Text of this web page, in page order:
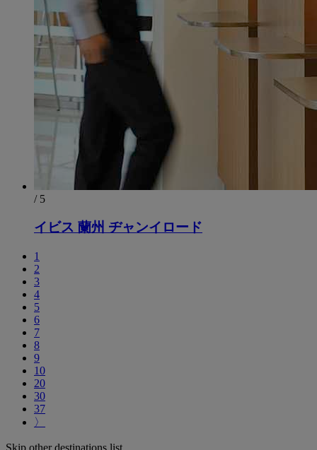
/ 5
イビス 蘭州 ヂャンイロード
1
2
3
4
5
6
7
8
9
10
20
30
37
〉